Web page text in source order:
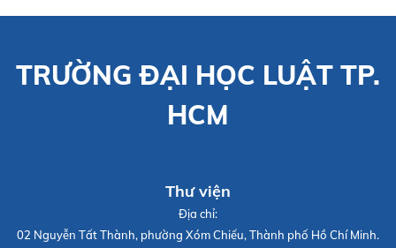
TRƯỜNG ĐẠI HỌC LUẬT TP.
HCM
Thư viện
Địa chỉ:
02 Nguyễn Tất Thành, phường Xóm Chiếu, Thành phố Hồ Chí Minh.